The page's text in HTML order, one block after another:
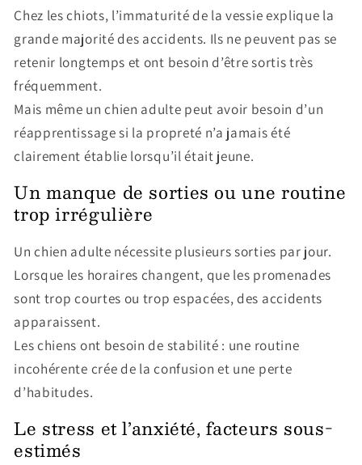
Chez les chiots, l’immaturité de la vessie explique la
grande majorité des accidents. Ils ne peuvent pas se
retenir longtemps et ont besoin d’être sortis très
fréquemment.
Mais même un chien adulte peut avoir besoin d’un
réapprentissage si la propreté n’a jamais été
clairement établie lorsqu’il était jeune.
Un manque de sorties ou une routine
trop irrégulière
Un chien adulte nécessite plusieurs sorties par jour.
Lorsque les horaires changent, que les promenades
sont trop courtes ou trop espacées, des accidents
apparaissent.
Les chiens ont besoin de stabilité : une routine
incohérente crée de la confusion et une perte
d’habitudes.
Le stress et l’anxiété, facteurs sous-
estimés